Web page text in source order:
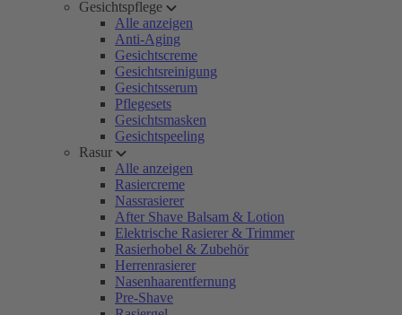
Gesichtspflege
Alle anzeigen
Anti-Aging
Gesichtscreme
Gesichtsreinigung
Gesichtsserum
Pflegesets
Gesichtsmasken
Gesichtspeeling
Rasur
Alle anzeigen
Rasiercreme
Nassrasierer
After Shave Balsam & Lotion
Elektrische Rasierer & Trimmer
Rasierhobel & Zubehör
Herrenrasierer
Nasenhaarentfernung
Pre-Shave